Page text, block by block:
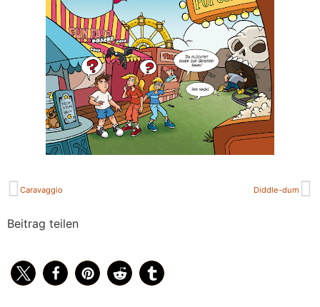
Caravaggio Diddle-dum
Beitrag teilen